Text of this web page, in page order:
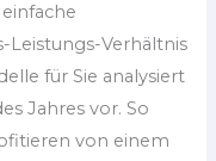
Leistungs-Verhältnis
für Sie analysiert
Jahres vor. So
von einem